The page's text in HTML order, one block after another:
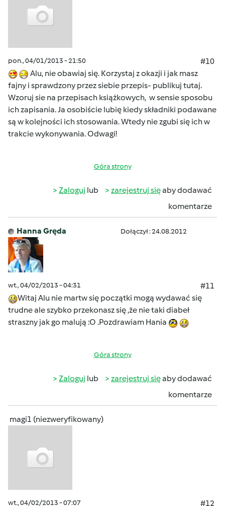
pon., 04/01/2013 - 21:50
#10
Alu, nie obawiaj się. Korzystaj z okazji i jak masz
fajny i sprawdzony przez siebie przepis- publikuj tutaj.
Wzoruj sie na przepisach książkowych, w sensie sposobu
ich zapisania. Ja osobiście lubię kiedy składniki podawane
są w kolejności ich stosowania. Wtedy nie zgubi się ich w
trakcie wykonywania. Odwagi!
Góra strony
Zaloguj lub zarejestruj sięaby dodawać
komentarze
Hanna Gręda Dołączył : 24.08.2012
wt., 04/02/2013 - 04:31
#11
Witaj Alu nie martw się początki mogą wydawać się
trudne ale szybko przekonasz się ,że nie taki diabeł
straszny jak go malują :O .Pozdrawiam Hania
Góra strony
Zaloguj lub zarejestruj sięaby dodawać
komentarze
magi1 (niezweryfikowany)
wt., 04/02/2013 - 07:07 #12